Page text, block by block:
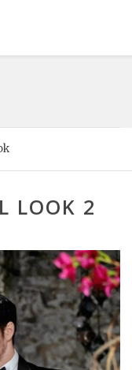
LOOK 2